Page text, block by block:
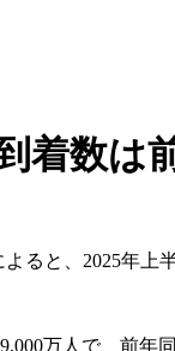
数は
ると、2025年上
万人で、前